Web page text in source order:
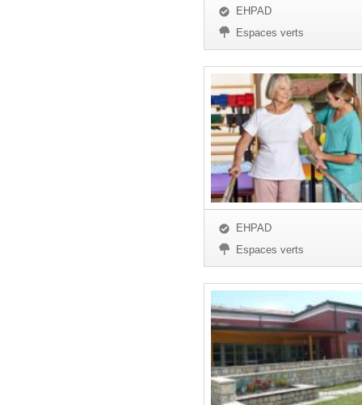
EHPAD
Espaces verts
EHPAD
Espaces verts